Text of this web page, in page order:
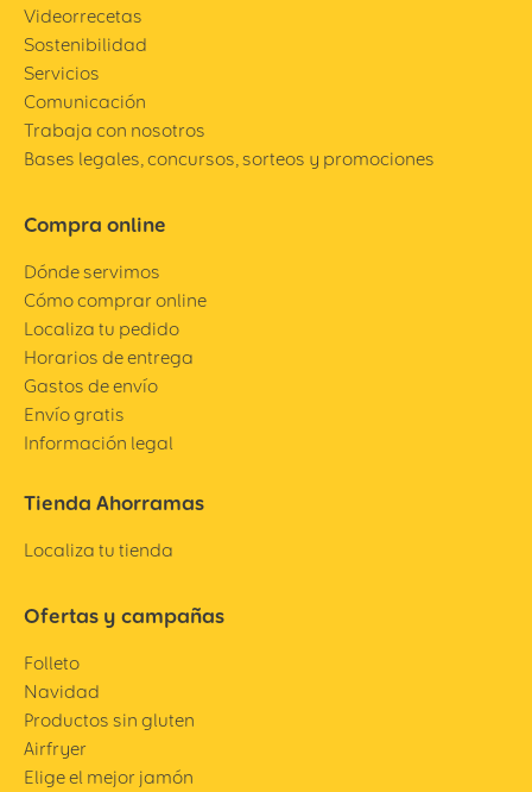
Videorrecetas
Sostenibilidad
Servicios
Comunicación
Trabaja con nosotros
Bases legales, concursos, sorteos y promociones
Compra online
Dónde servimos
Cómo comprar online
Localiza tu pedido
Horarios de entrega
Gastos de envío
Envío gratis
Información legal
Tienda Ahorramas
Localiza tu tienda
Ofertas y campañas
Folleto
Navidad
Productos sin gluten
Airfryer
Elige el mejor jamón